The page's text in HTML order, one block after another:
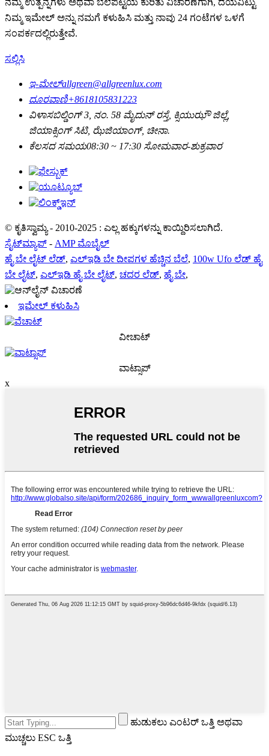
ನಿಮ್ಮ ಇಮೇಲ್ ಅನ್ನು ನಮಗೆ ಕಳುಹಿಸಿ ಮತ್ತು ನಾವು 24 ಗಂಟೆಗಳ ಒಳಗೆ
ಸಂಪರ್ಕದಲ್ಲಿರುತ್ತೇವೆ.
ಸಲ್ಲಿಸಿ
ಇ-ಮೇಲ್allgreen@allgreenlux.com
ದೂರವಾಣಿ+8618105831223
ವಿಳಾಸಬಿಲ್ಡಿಂಗ್ 3, ನಂ. 58 ಮೈದುನ್ ರಸ್ತೆ, ಕ್ಸಿಯುಝೌ ಜಿಲ್ಲೆ,
ಜಿಯಾಕ್ಸಿಂಗ್ ಸಿಟಿ, ಝೆಜಿಯಾಂಗ್, ಚೀನಾ.
ಕೆಲಸದ ಸಮಯ08:30 ~ 17:30 ಸೋಮವಾರ-ಶುಕ್ರವಾರ
© ಕೃತಿಸ್ವಾಮ್ಯ - 2010-2025 : ಎಲ್ಲ ಹಕ್ಕುಗಳನ್ನು ಕಾಯ್ದಿರಿಸಲಾಗಿದೆ.
ಸೈಟ್‌ಮ್ಯಾಪ್ - AMP ಮೊಬೈಲ್
ಹೈ ಬೇ ಲೈಟ್ ಲೆಡ್, ಎಲ್ಇಡಿ ಬೇ ದೀಪಗಳ ಹೆಚ್ಚಿನ ಬೆಲೆ, 100w Ufo ಲೆಡ್ ಹೈ
ಬೇ ಲೈಟ್, ಎಲ್ಇಡಿ ಹೈ ಬೇ ಲೈಟ್, ಚದರ ಲೆಡ್, ಹೈ ಬೇ,
ಇಮೇಲ್ ಕಳುಹಿಸಿ
ವೀಚಾಟ್
ವಾಟ್ಸಾಪ್
x
ಹುಡುಕಲು ಎಂಟರ್ ಒತ್ತಿ ಅಥವಾ
ಮುಚ್ಚಲು ESC ಒತ್ತಿ